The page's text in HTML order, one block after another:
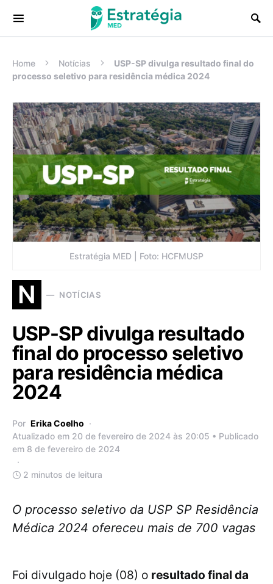
Procurar:
Home Notícias
USP-SP divulga resultado final do
processo seletivo para residência médica 2024
Estratégia MED | Foto: HCFMUSP
N NOTÍCIAS
USP-SP divulga resultado
final do processo seletivo
para residência médica
2024
Por Erika Coelho
Atualizado em 20 de fevereiro de 2024 às 20:05 • Publicado
em 8 de fevereiro de 2024
2 minutos de leitura
O processo seletivo da USP SP Residência
Médica 2024 ofereceu mais de 700 vagas
Foi divulgado hoje (08) o resultado final da